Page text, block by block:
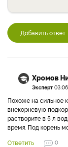
Добавить ответ
Хромов
Эксперт
Похоже на сильное
внекорневую
растворите в 5 л
время. Под корень
Ответить
0